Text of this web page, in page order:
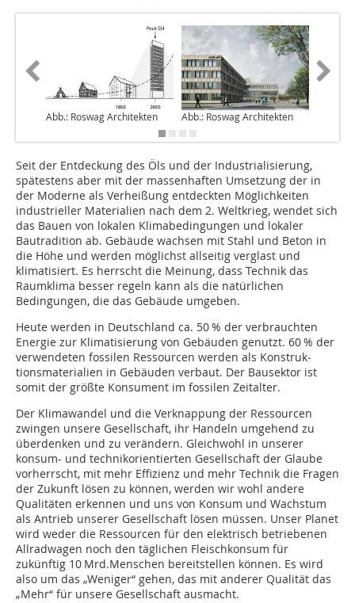
Abb.: Roswag Architekten Abb.: Roswag Architekten
Seit der Entdeckung des Öls und der Industrialisierung,
spätestens aber mit der massenhaften Umsetzung der in
der Moderne als Verheißung entdeckten Möglichkeiten
industrieller Materialien nach dem 2. Weltkrieg, wendet sich
das Bauen von lokalen Klimabedingungen und lokaler
Bautradition ab. Gebäude wachsen mit Stahl und Beton in
die Höhe und werden möglichst allseitig verglast und
klimatisiert. Es herrscht die Meinung, dass Technik das
Raumklima besser regeln kann als die natürlichen
Bedingungen, die das Gebäude umgeben.
Heute werden in Deutschland ca. 50 % der verbrauchten
Energie zur Klimatisierung von Gebäuden genutzt. 60 % der
verwendeten fossilen Ressourcen werden als Konstruk­
tionsmaterialien in Gebäuden verbaut. Der Bausektor ist
somit der größte Konsument im fossilen Zeitalter.
Der Klimawandel und die Verknappung der Ressourcen
zwingen unsere Gesellschaft, ihr Handeln umgehend zu
überdenken und zu verändern. Gleichwohl in unserer
konsum- und technikorientierten Gesellschaft der Glaube
vorherrscht, mit mehr Effizienz und mehr Technik die Fragen
der Zukunft lösen zu können, werden wir wohl andere
Qualitäten erkennen und uns von Konsum und Wachstum
als Antrieb unserer Gesellschaft lösen müssen. Unser Planet
wird weder die Ressourcen für den elektrisch betriebenen
Allradwagen noch den täglichen Fleischkonsum für
zukünftig 10 Mrd.Menschen bereitstellen können. Es wird
also um das „Weniger“ gehen, das mit anderer Qualität das
„Mehr“ für unsere Gesellschaft ausmacht.